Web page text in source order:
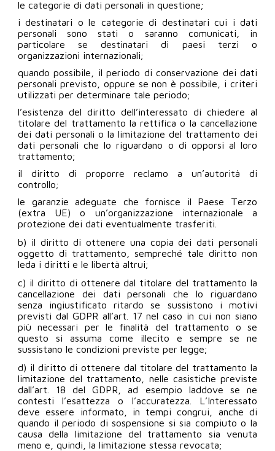
le categorie di dati personali in questione;
i destinatari o le categorie di destinatari cui i dati
personali sono stati o saranno comunicati, in
particolare se destinatari di paesi terzi o
organizzazioni internazionali;
quando possibile, il periodo di conservazione dei dati
personali previsto, oppure se non è possibile, i criteri
utilizzati per determinare tale periodo;
l’esistenza del diritto dell’interessato di chiedere al
titolare del trattamento la rettifica o la cancellazione
dei dati personali o la limitazione del trattamento dei
dati personali che lo riguardano o di opporsi al loro
trattamento;
il diritto di proporre reclamo a un’autorità di
controllo;
le garanzie adeguate che fornisce il Paese Terzo
(extra UE) o un’organizzazione internazionale a
protezione dei dati eventualmente trasferiti.
b) il diritto di ottenere una copia dei dati personali
oggetto di trattamento, sempreché tale diritto non
leda i diritti e le libertà altrui;
c) il diritto di ottenere dal titolare del trattamento la
cancellazione dei dati personali che lo riguardano
senza ingiustificato ritardo se sussistono i motivi
previsti dal GDPR all’art. 17 nel caso in cui non siano
più necessari per le finalità del trattamento o se
questo si assuma come illecito e sempre se ne
sussistano le condizioni previste per legge;
d) il diritto di ottenere dal titolare del trattamento la
limitazione del trattamento, nelle casistiche previste
dall’art. 18 del GDPR, ad esempio laddove se ne
contesti l’esattezza o l’accuratezza. L’Interessato
deve essere informato, in tempi congrui, anche di
quando il periodo di sospensione si sia compiuto o la
causa della limitazione del trattamento sia venuta
meno e, quindi, la limitazione stessa revocata;